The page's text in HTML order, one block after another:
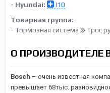
- Hyundai:
I10
Товарная группа:
- Тормозная система
Трос
О ПРОИЗВОДИТЕЛЕ
Bosch – очень известная
превышает 68тыс.